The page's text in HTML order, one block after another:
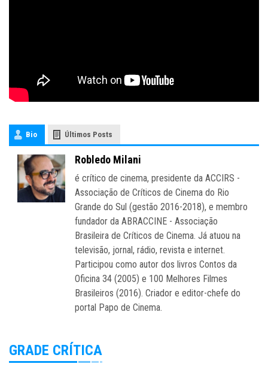
Bio Últimos Posts
Robledo Milani
é crítico de cinema, presidente da ACCIRS -
Associação de Críticos de Cinema do Rio
Grande do Sul (gestão 2016-2018), e membro
fundador da ABRACCINE - Associação
Brasileira de Críticos de Cinema. Já atuou na
televisão, jornal, rádio, revista e internet.
Participou como autor dos livros Contos da
Oficina 34 (2005) e 100 Melhores Filmes
Brasileiros (2016). Criador e editor-chefe do
portal Papo de Cinema.
GRADE CRÍTICA